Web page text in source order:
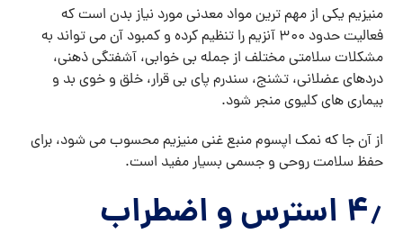
منیزیم یکی از مهم ترین مواد معدنی مورد نیاز بدن است که
فعالیت حدود ۳۰۰ آنزیم را تنظیم کرده و کمبود آن می تواند به
مشکلات سلامتی مختلف از جمله بی خوابی، آشفتگی ذهنی،
دردهای عضلانی، تشنج، سندرم پای بی قرار، خلق و خوی بد و
بیماری های کلیوی منجر شود.
از آن جا که نمک اپسوم منبع غنی منیزیم محسوب می شود، برای
حفظ سلامت روحی و جسمی بسیار مفید است.
۴٫ استرس و اضطراب